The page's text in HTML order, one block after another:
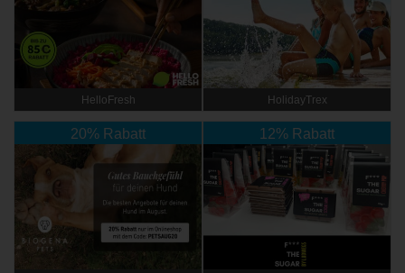
HelloFresh HolidayTrex
20% Rabatt 12% Rabatt